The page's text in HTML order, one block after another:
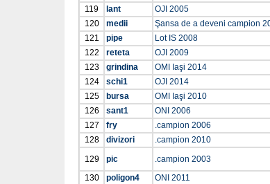
119
lant OJI 2005
120
medii Şansa de a deveni campion
121
pipe Lot IS 2008
122
reteta OJI 2009
123
grindina OMI Iaşi 2014
124
schi1 OJI 2014
125
bursa OMI Iaşi 2010
126
sant1 ONI 2006
127
fry .campion 2006
128
divizori .campion 2010
129
pic .campion 2003
130
poligon4 ONI 2011